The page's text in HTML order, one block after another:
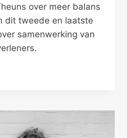
over meer balans
dit tweede en laatste
samenwerking van